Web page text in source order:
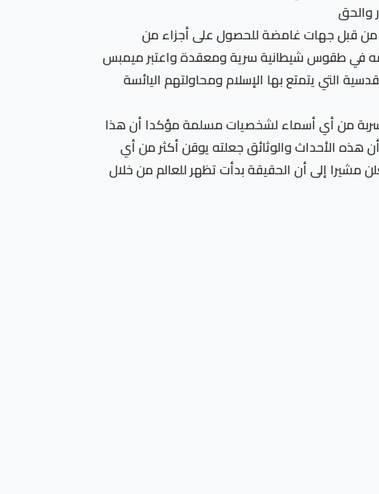
والحق
من قبل جهات غامضة للحصول على أجزاء من
في طقوس شيطانية سرية ومعقدة واعتبر ميمبس
التي يتمتع بها الإسلام ومحاولتهم اليائسة
من أي أسماء لشخصيات مسلمة مؤكدا أن هذا
هذه الأحداث والوثائق جعلته يوقن أكثر من أي
إلى أن الحقيقة بدأت تظهر للعالم من خلال